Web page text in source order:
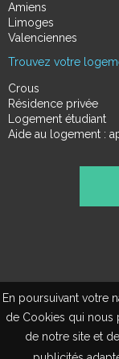
En poursuivant votre
de Cookies qui nous
de notre site et
Amiens
Limoges
Valenciennes
Trouvez votre
Crous
Résidence privée
Logement étudiant
Aide au logement :